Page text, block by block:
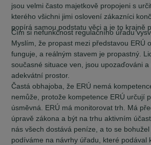
jsou velmi často majetkově propojeni s
kterého všichni jimi oslovení zákazníci
popírá samou podstatu věci a je to krajně
Čím si nefunkčnost regulačního úřadu
Myslím, že propast mezi představou ERÚ
funguje, a reálným stavem je propastný.
současné situace ven, jsou upozaďováni
adekvátní prostor.
Častá obhajoba, že ERÚ nemá
nemůže, protože kompetence ERÚ určují
úsměvná. ERÚ má monitorovat trh. Má
úpravě zákona a být na trhu aktivním
nás všech dostává peníze, a to se
podíváme na návrhy úřadu, které podával